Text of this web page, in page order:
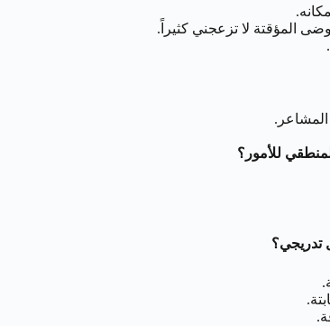
المؤقتة لا تزعجني كثيراً.
المشاعر.
للأمور؟
تدريجي؟